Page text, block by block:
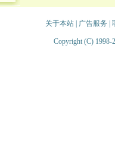
关于本站| 广告服务
Copyright (C) 1998-